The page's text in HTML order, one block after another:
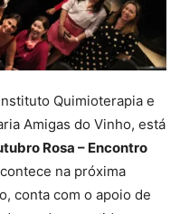
Quimioterapia e
Amigas do Vinho, está
Rosa – Encontro
na próxima
conta com o apoio de